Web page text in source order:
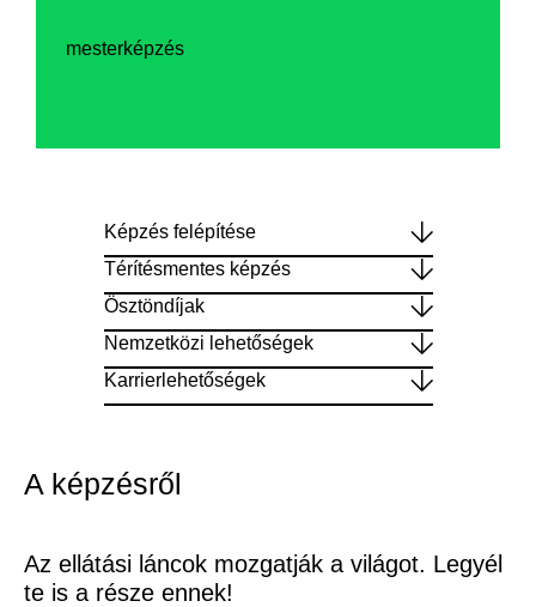
mesterképzés
Képzés felépítése
Térítésmentes képzés
Ösztöndíjak
Nemzetközi lehetőségek
Karrierlehetőségek
A képzésről
Az ellátási láncok mozgatják a világot. Legyél
te is a része ennek!